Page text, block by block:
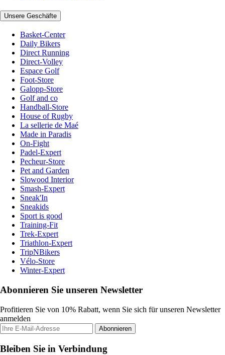
Unsere Geschäfte
Basket-Center
Daily Bikers
Direct Running
Direct-Volley
Espace Golf
Foot-Store
Galopp-Store
Golf and co
Handball-Store
House of Rugby
La sellerie de Maé
Made in Paradis
On-Fight
Padel-Expert
Pecheur-Store
Pet and Garden
Slowood Interior
Smash-Expert
Sneak'In
Sneakids
Sport is good
Training-Fit
Trek-Expert
Triathlon-Expert
TripNBikers
Vélo-Store
Winter-Expert
Abonnieren Sie unseren Newsletter
Profitieren Sie von 10% Rabatt, wenn Sie sich für unseren Newsletter
anmelden
Abonnieren
Bleiben Sie in Verbindung